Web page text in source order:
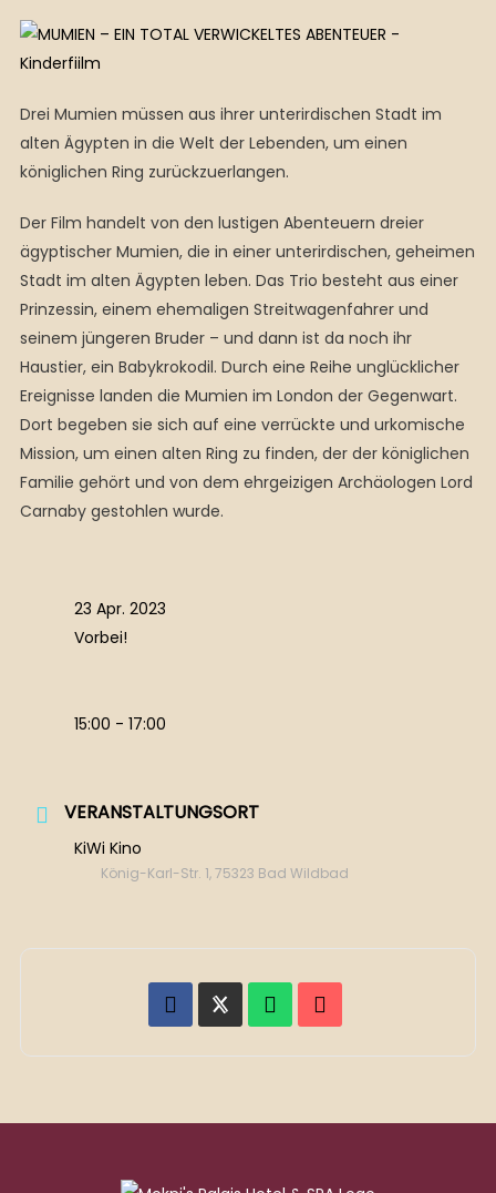
Drei Mumien müssen aus ihrer unterirdischen Stadt im
alten Ägypten in die Welt der Lebenden, um einen
königlichen Ring zurückzuerlangen.
Der Film handelt von den lustigen Abenteuern dreier
ägyptischer Mumien, die in einer unterirdischen, geheimen
Stadt im alten Ägypten leben. Das Trio besteht aus einer
Prinzessin, einem ehemaligen Streitwagenfahrer und
seinem jüngeren Bruder – und dann ist da noch ihr
Haustier, ein Babykrokodil. Durch eine Reihe unglücklicher
Ereignisse landen die Mumien im London der Gegenwart.
Dort begeben sie sich auf eine verrückte und urkomische
Mission, um einen alten Ring zu finden, der der königlichen
Familie gehört und von dem ehrgeizigen Archäologen Lord
Carnaby gestohlen wurde.
23 Apr. 2023
Vorbei!
15:00 - 17:00
VERANSTALTUNGSORT
KiWi Kino
König-Karl-Str. 1, 75323 Bad Wildbad